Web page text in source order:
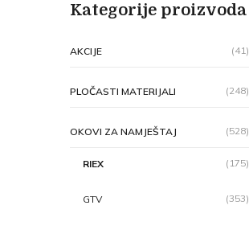
Kategorije proizvoda
AKCIJE (41)
PLOČASTI MATERIJALI (248)
OKOVI ZA NAMJEŠTAJ (528)
RIEX (175)
GTV (353)